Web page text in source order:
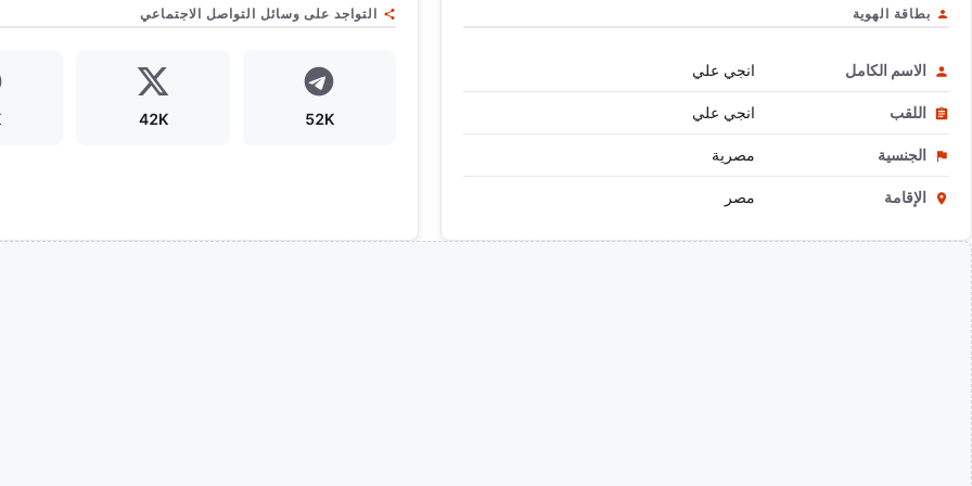
بطاقة الهوية
الاسم الكامل انجي علي
اللقب انجي علي
الجنسية مصرية
الإقامة مصر
التواجد على وسائل التواصل الاجتماعي
52K
42K